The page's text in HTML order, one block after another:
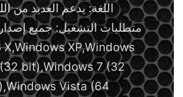
اللغة: يدعم العديد من
متطلبات التشغيل: جميع
X,Windows XP,Windows
bit),Windows 7 (32
Vista (64